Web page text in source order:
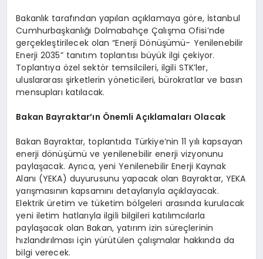
Bakanlık tarafından yapılan açıklamaya göre, İstanbul
Cumhurbaşkanlığı Dolmabahçe Çalışma Ofisi’nde
gerçekleştirilecek olan “Enerji Dönüşümü- Yenilenebilir
Enerji 2035” tanıtım toplantısı büyük ilgi çekiyor.
Toplantıya özel sektör temsilcileri, ilgili STK’ler,
uluslararası şirketlerin yöneticileri, bürokratlar ve basın
mensupları katılacak.
Bakan Bayraktar’ın Önemli Açıklamaları Olacak
Bakan Bayraktar, toplantıda Türkiye’nin 11 yılı kapsayan
enerji dönüşümü ve yenilenebilir enerji vizyonunu
paylaşacak. Ayrıca, yeni Yenilenebilir Enerji Kaynak
Alanı (YEKA) duyurusunu yapacak olan Bayraktar, YEKA
yarışmasının kapsamını detaylarıyla açıklayacak.
Elektrik üretim ve tüketim bölgeleri arasında kurulacak
yeni iletim hatlarıyla ilgili bilgileri katılımcılarla
paylaşacak olan Bakan, yatırım izin süreçlerinin
hızlandırılması için yürütülen çalışmalar hakkında da
bilgi verecek.